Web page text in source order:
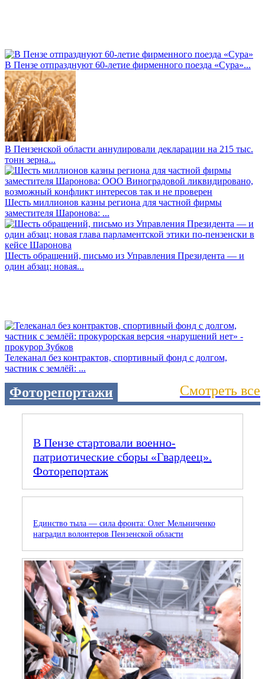
В Пензе отпразднуют 60-летие фирменного поезда «Сура»...
В Пензенской области аннулировали декларации на 215 тыс.
тонн зерна...
Шесть миллионов казны региона для частной фирмы
заместителя Шаронова: ...
Шесть обращений, письмо из Управления Президента — и
один абзац: новая...
Телеканал без контрактов, спортивный фонд с долгом,
частник с землёй: ...
Фоторепортажи Смотреть все
В Пензе стартовали военно-
патриотические сборы «Гвардеец».
Фоторепортаж
Единство тыла — сила фронта: Олег Мельниченко
наградил волонтеров Пензенской области